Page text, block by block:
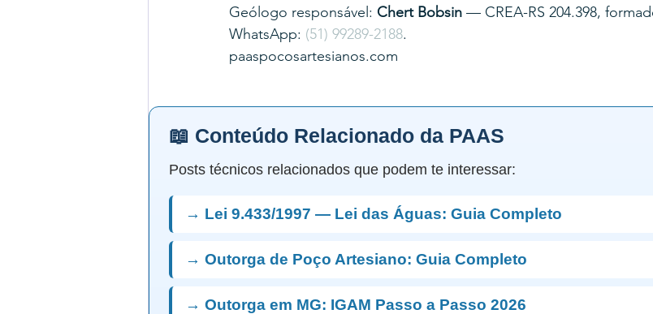
Geólogo responsável: Chert Bobsin — CREA-RS 204.398,
WhatsApp: (51) 99289-2188.
paaspocosartesianos.com
📖 Conteúdo Relacionado da PAAS
Posts técnicos relacionados que podem te interessar:
→ Lei 9.433/1997 — Lei das Águas: Guia Completo
→ Outorga de Poço Artesiano: Guia Completo
→ Outorga em MG: IGAM Passo a Passo 2026